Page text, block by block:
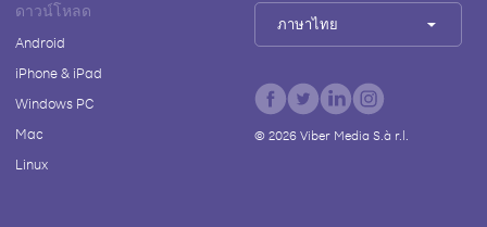
ดาวน์โหลด
Android
iPhone & iPad
Windows PC
Mac
Linux
ภาษาไทย
© 2026Viber Media S.à r.l.